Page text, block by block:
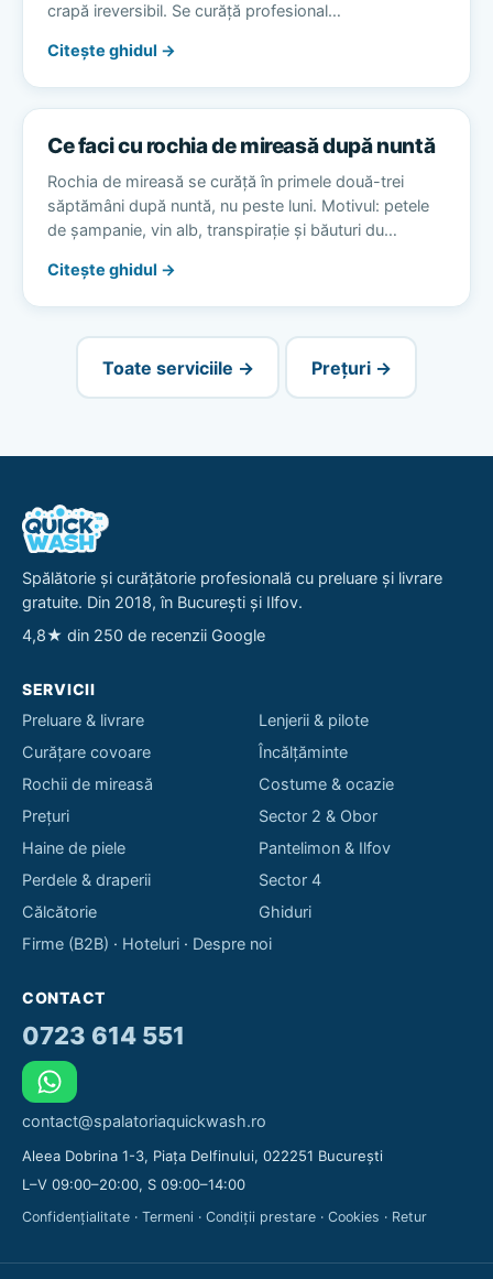
crapă ireversibil. Se curăță profesional…
Citește ghidul →
Ce faci cu rochia de mireasă după nuntă
Rochia de mireasă se curăță în primele două-trei
săptămâni după nuntă, nu peste luni. Motivul: petele
de șampanie, vin alb, transpirație și băuturi du…
Citește ghidul →
Toate serviciile → Prețuri →
Spălătorie și curățătorie profesională cu preluare și livrare
gratuite. Din 2018, în București și Ilfov.
4,8★ din 250 de recenzii Google
SERVICII
Preluare & livrare
Curățare covoare
Rochii de mireasă
Prețuri
Haine de piele
Perdele & draperii
Călcătorie
Lenjerii & pilote
Încălțăminte
Costume & ocazie
Sector 2 & Obor
Pantelimon & Ilfov
Sector 4
Ghiduri
Firme (B2B) · Hoteluri · Despre noi
CONTACT
0723 614 551
contact@spalatoriaquickwash.ro
Aleea Dobrina 1-3, Piața Delfinului, 022251 București
L–V 09:00–20:00, S 09:00–14:00
Confidențialitate · Termeni · Condiții prestare · Cookies · Retur